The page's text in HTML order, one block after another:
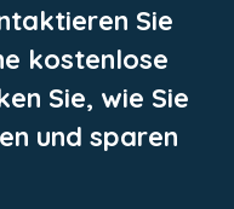
Sie
kostenlose
Sie, wie Sie
und sparen